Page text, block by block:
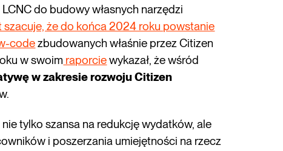
do budowy własnych narzędzi
szacuje, że do końca 2024 roku powstanie
codezbudowanych właśnie przez Citizen
w swoim raporciewykazał, że wśród
w zakresie rozwoju Citizen
tylko szansa na redukcję wydatków, ale
i poszerzania umiejętności na rzecz